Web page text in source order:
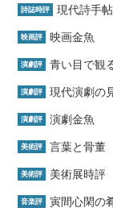
詩誌時評 現代詩手帖
映画評 映画金魚
演劇評 青い目で観
演劇評 現代演劇の
演劇評 演劇金魚
美術評 言葉と骨
美術評 美術展時
音楽評 寅間心閑の